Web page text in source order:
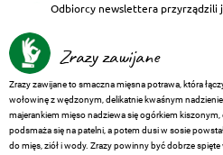
Odbiorcy newslettera przyrządzili
Zrazy zawijane
Zrazy zawijane to smaczna mięsna potrawa, która
wołowinę z wędzonym, delikatnie kwaśnym
majerankiem mięso nadziewa się ogórkiem
podsmaża się na patelni, a potem dusi w sosie
do mięs, ziół i wody. Zrazy powinny być dobrze